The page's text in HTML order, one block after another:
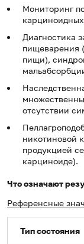
Мониторинг
Диагностика
пищеварения
пищи),
отсутствии
никотиновой
продукцией
карциноиде).
Что означают
Референсные
Тип состояния